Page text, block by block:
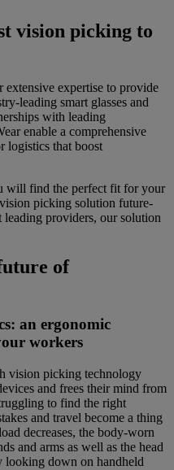
vision picking to
expertise to provide
leading smart glasses and
with leading
enable a comprehensive
logistics that boost
will find the perfect fit for your
picking solution future-
providers, our solution
of
an ergonomic
workers
vision picking technology
and frees their mind from
to find the right
and travel become a thing
decreases, the body-worn
and arms as well as the head
looking down on handheld